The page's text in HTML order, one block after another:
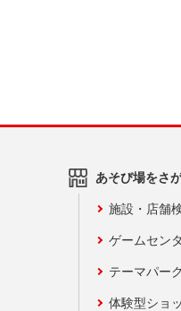
あそび場をさ
施設・店舗
ゲームセン
テーマパー
体験型ショ